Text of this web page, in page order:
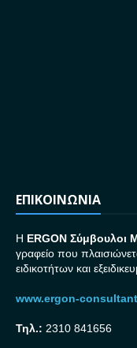
ΕΠΙΚΟΙΝΩΝΙΑ
H ERGON Σύμβουλοι
γραφείο που
ειδικοτήτων και
www.ergon-
Τηλ.: 2310 841656